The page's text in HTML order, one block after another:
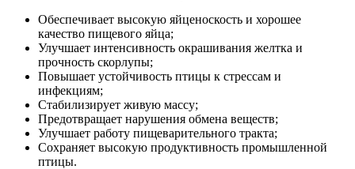
Обеспечивает высокую яйценоскость и хорошее
качество пищевого яйца;
Улучшает интенсивность окрашивания желтка и
прочность скорлупы;
Повышает устойчивость птицы к стрессам и
инфекциям;
Стабилизирует живую массу;
Предотвращает нарушения обмена веществ;
Улучшает работу пищеварительного тракта;
Сохраняет высокую продуктивность промышленной
птицы.